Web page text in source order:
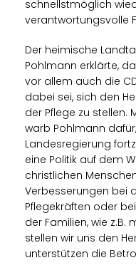
schnellstmöglich
verantwortungsvolle
Der heimische
Pohlmann erklärte,
vor allem auch die
dabei sei, sich den
der Pflege zu stellen.
warb Pohlmann
Landesregierung
eine Politik auf dem
christlichen
Verbesserungen bei
Pflegekräften oder
der Familien, wie
stellen wir uns den
unterstützen die